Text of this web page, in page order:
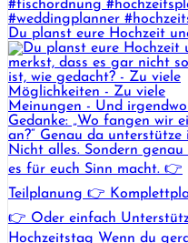
Du planst eure Hochzeit